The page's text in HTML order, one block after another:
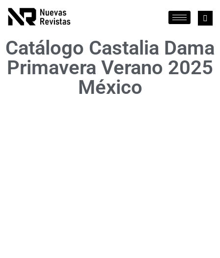
Catálogo Castalia Dama
Primavera Verano 2025
México